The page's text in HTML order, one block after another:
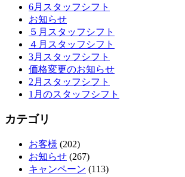
6月スタッフシフト
お知らせ
５月スタッフシフト
４月スタッフシフト
3月スタッフシフト
価格変更のお知らせ
2月スタッフシフト
1月のスタッフシフト
カテゴリ
お客様 (202)
お知らせ (267)
キャンペーン (113)